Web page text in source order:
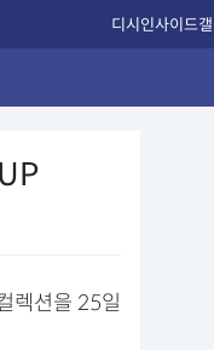
디시인사이드
렉션을 25일